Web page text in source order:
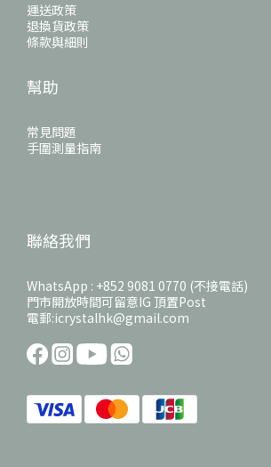
運送政策
退換貨政策
條款與細則
幫助
常見問題
手圍測量指南
聯絡我們
WhatsApp : +852 9081 0770 (不接電話)
門市開放時間可留意IG 頂置Post
電郵:icrystalhk@gmail.com